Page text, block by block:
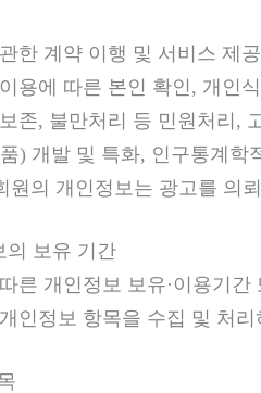
한 계약 이행 및 서비스 제
용에 따른 본인 확인, 개인
존, 불만처리 등 민원처리,
) 개발 및 특화, 인구통계
원의 개인정보는 광고를 의
의 보유 기간
른 개인정보 보유·이용기
인정보 항목을 수집 및 처